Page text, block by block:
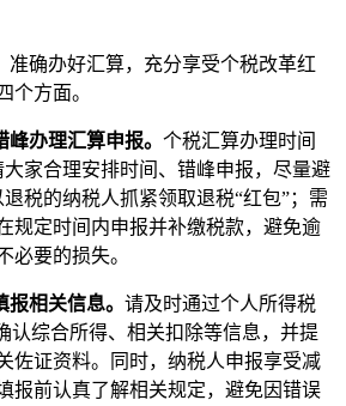
确办好汇算，充分享受个税改革红
个方面。
峰办理汇算申报。个税汇算办理时间
家合理安排时间、错峰申报，尽量避
税的纳税人抓紧领取退税“红包”；需
规定时间内申报并补缴税款，避免逾
必要的损失。
报相关信息。请及时通过个人所得税
认综合所得、相关扣除等信息，并提
佐证资料。同时，纳税人申报享受减
报前认真了解相关规定，避免因错误